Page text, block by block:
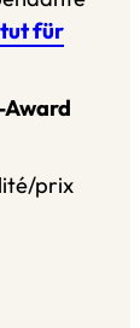
für
Award
prix